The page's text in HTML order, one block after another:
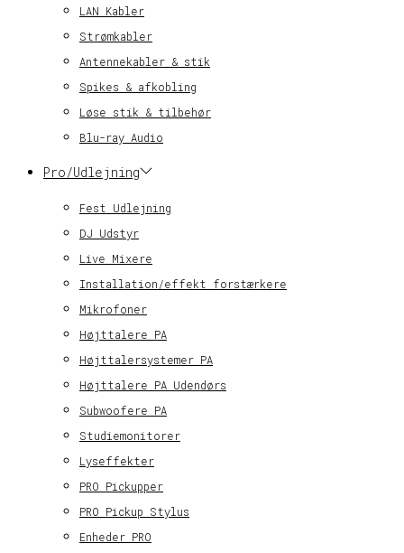
LAN Kabler
Strømkabler
Antennekabler & stik
Spikes & afkobling
Løse stik & tilbehør
Blu-ray Audio
Pro/Udlejning
Fest Udlejning
DJ Udstyr
Live Mixere
Installation/effekt forstærkere
Mikrofoner
Højttalere PA
Højttalersystemer PA
Højttalere PA Udendørs
Subwoofere PA
Studiemonitorer
Lyseffekter
PRO Pickupper
PRO Pickup Stylus
Enheder PRO